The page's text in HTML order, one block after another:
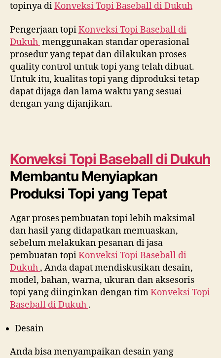
topinya diKonveksi Topi Baseball diDukuh
Pengerjaan topiKonveksi Topi Baseball di
Dukuh menggunakan standar operasional
prosedur yang tepat dan dilakukan proses
quality control untuk topi yang telah dibuat.
Untuk itu, kualitas topi yang diproduksi tetap
dapat dijaga dan lama waktu yang sesuai
dengan yang dijanjikan.
Konveksi Topi Baseball di Dukuh
Membantu Menyiapkan
Produksi Topi yang Tepat
Agar proses pembuatan topi lebih maksimal
dan hasil yang didapatkan memuaskan,
sebelum melakukan pesanan di jasa
pembuatan topiKonveksi Topi Baseball di
Dukuh , Anda dapat mendiskusikan desain,
model, bahan, warna, ukuran dan aksesoris
topi yang diinginkan dengan timKonveksi Topi
Baseball diDukuh .
Desain
Anda bisa menyampaikan desain yang